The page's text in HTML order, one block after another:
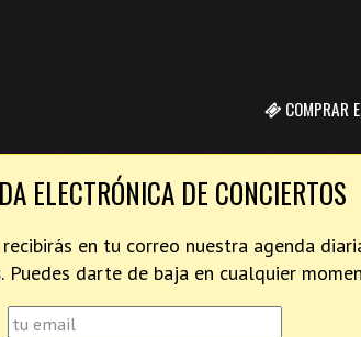
COMPRAR
ELECTRÓNICA DE CONCIERTOS
en tu correo nuestra agenda
. Puedes darte de baja en cualquier